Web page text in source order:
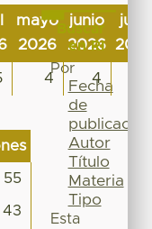
mayo
2026
junio
2026
julio
4 4
55
43
Buscar
en RI
Por
Fecha
de
publicación
Autor
Título
Materia
Tipo
Esta